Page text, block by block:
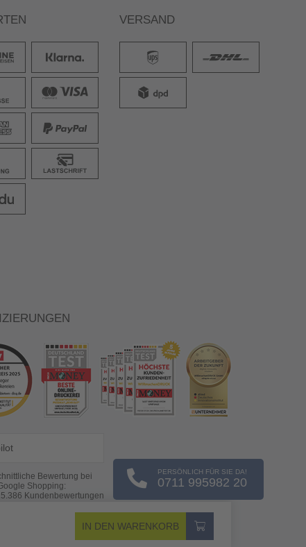
IN DEN WARENKORB
PERSÖNLICH FÜR SIE DA!
0711 995982 20
VERSAND
Bewertung bei
Shopping:
Kundenbewertungen